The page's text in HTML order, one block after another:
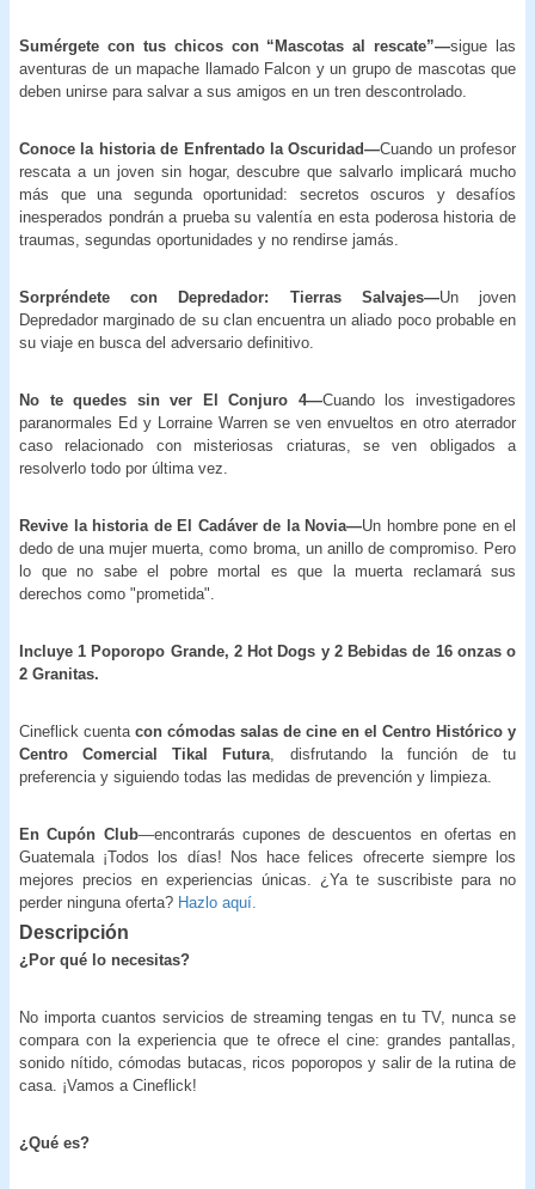
Sumérgete con tus chicos con “Mascotas al rescate”—sigue las
aventuras de un mapache llamado Falcon y un grupo de mascotas que
deben unirse para salvar a sus amigos en un tren descontrolado.
Conoce la historia de Enfrentado la Oscuridad—Cuando un profesor
rescata a un joven sin hogar, descubre que salvarlo implicará mucho
más que una segunda oportunidad: secretos oscuros y desafíos
inesperados pondrán a prueba su valentía en esta poderosa historia de
traumas, segundas oportunidades y no rendirse jamás.
Sorpréndete con Depredador: Tierras Salvajes—Un joven
Depredador marginado de su clan encuentra un aliado poco probable en
su viaje en busca del adversario definitivo.
No te quedes sin ver El Conjuro 4—Cuando los investigadores
paranormales Ed y Lorraine Warren se ven envueltos en otro aterrador
caso relacionado con misteriosas criaturas, se ven obligados a
resolverlo todo por última vez.
Revive la historia de El Cadáver de la Novia—Un hombre pone en el
dedo de una mujer muerta, como broma, un anillo de compromiso. Pero
lo que no sabe el pobre mortal es que la muerta reclamará sus
derechos como "prometida".
Incluye 1 Poporopo Grande, 2 Hot Dogs y 2 Bebidas de 16 onzas o
2 Granitas.
Cineflick cuenta con cómodas salas de cine en el Centro Histórico y
Centro Comercial Tikal Futura , disfrutando la función de tu
preferencia y siguiendo todas las medidas de prevención y limpieza.
En Cupón Club—encontrarás cupones de descuentos en ofertas en
Guatemala ¡Todos los días! Nos hace felices ofrecerte siempre los
mejores precios en experiencias únicas. ¿Ya te suscribiste para no
perder ninguna oferta? Hazlo aquí.
Descripción
¿Por qué lo necesitas?
No importa cuantos servicios de streaming tengas en tu TV, nunca se
compara con la experiencia que te ofrece el cine: grandes pantallas,
sonido nítido, cómodas butacas, ricos poporopos y salir de la rutina de
casa. ¡Vamos a Cineflick!
¿Qué es?